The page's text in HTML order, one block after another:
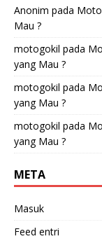
Anonim pada
Mau ?
motogokil pada
yang Mau ?
motogokil pada
yang Mau ?
motogokil pada
yang Mau ?
META
Masuk
Feed entri